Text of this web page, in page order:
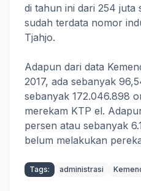
di tahun ini dari 254 juta
sudah terdata nomor
Tjahjo.
Adapun dari data
2017, ada sebanyak
sebanyak 172.046.898
merekam KTP el.
persen atau sebanyak
belum melakukan
Tags: administrasi